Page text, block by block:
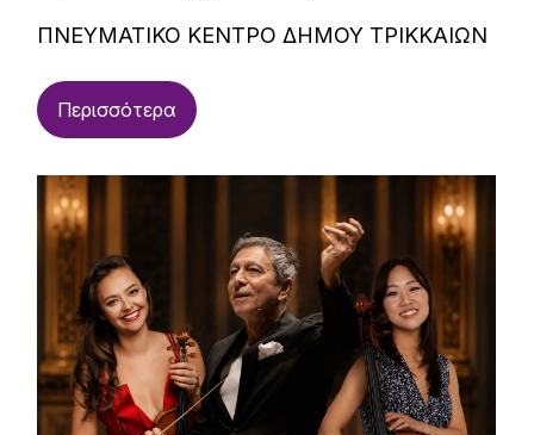
ΠΝΕΥΜΑΤΙΚΟ ΚΕΝΤΡΟ ΔΗΜΟΥ ΤΡΙΚΚΑΙΩΝ
Περισσότερα